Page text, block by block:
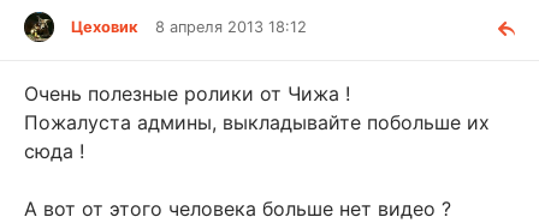
Цеховик 8 апреля 2013 18:12
Очень полезные ролики от Чижа !
Пожалуста админы, выкладывайте побольше их
сюда !
А вот от этого человека больше нет видео ?